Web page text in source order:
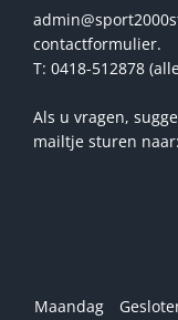
contactformulier.
T: 0418-512878
Als u vragen,
mailtje sturen
Maandag